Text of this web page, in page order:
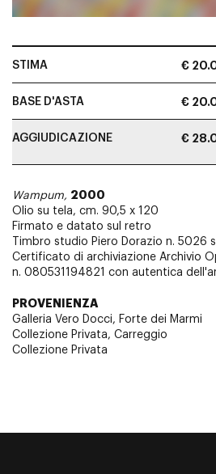
STIMA €
BASE D'ASTA €
AGGIUDICAZIONE €
Wampum, 2000
Olio su tela, cm. 90,5 x 120
Firmato e datato sul retro
Timbro studio Piero Dorazio n. 5026
Certificato di archiviazione Archivio
n. 080531194821 con autentica
PROVENIENZA
Galleria Vero Docci, Forte dei Marmi
Collezione Privata, Carreggio
Collezione Privata